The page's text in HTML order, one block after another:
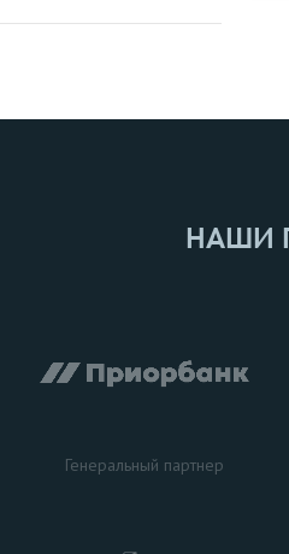
НАШИ
Генеральный партнер